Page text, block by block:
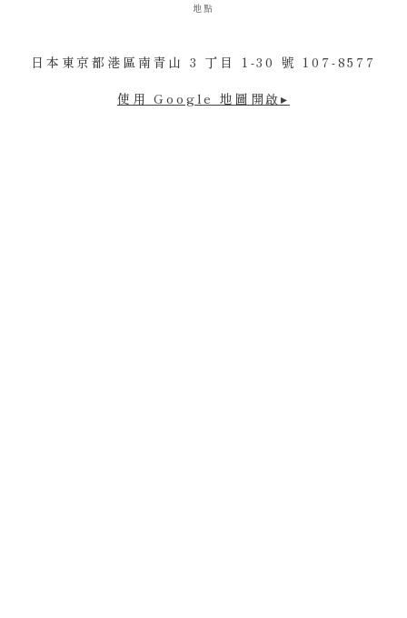
地點
日本東京都港區南青山 3 丁目 1-30 號 107-8577
使用 Google 地圖開啟▸